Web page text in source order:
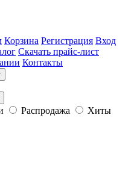
Корзина Регистрация Вход
Скачать прайс-лист
Контакты
Распродажа
Хиты